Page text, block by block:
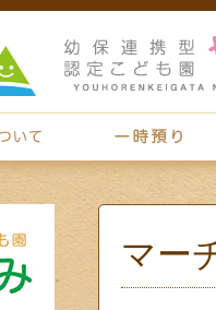
マー